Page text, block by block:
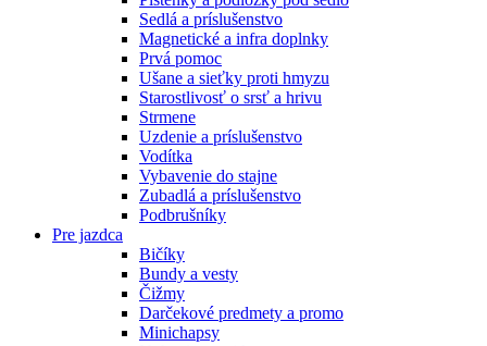
Sedlá a príslušenstvo
Magnetické a infra doplnky
Prvá pomoc
Ušane a sieťky proti hmyzu
Starostlivosť o srsť a hrivu
Strmene
Uzdenie a príslušenstvo
Vodítka
Vybavenie do stajne
Zubadlá a príslušenstvo
Podbrušníky
Pre jazdca
Bičíky
Bundy a vesty
Čižmy
Darčekové predmety a promo
Minichapsy